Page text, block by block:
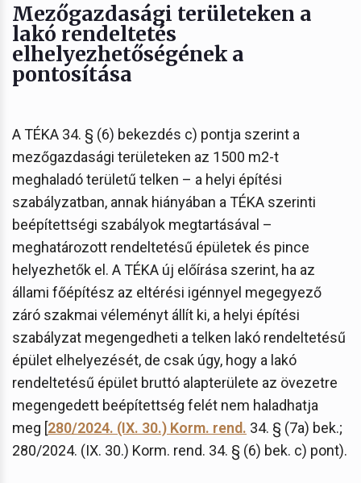
Mezőgazdasági területeken a
lakó rendeltetés
elhelyezhetőségének a
pontosítása
A TÉKA 34. § (6) bekezdés c) pontja szerint a
mezőgazdasági területeken az 1500 m2-t
meghaladó területű telken – a helyi építési
szabályzatban, annak hiányában a TÉKA szerinti
beépítettségi szabályok megtartásával –
meghatározott rendeltetésű épületek és pince
helyezhetők el. A TÉKA új előírása szerint, ha az
állami főépítész az eltérési igénnyel megegyező
záró szakmai véleményt állít ki, a helyi építési
szabályzat megengedheti a telken lakó rendeltetésű
épület elhelyezését, de csak úgy, hogy a lakó
rendeltetésű épület bruttó alapterülete az övezetre
megengedett beépítettség felét nem haladhatja
meg [280/2024. (IX. 30.) Korm. rend. 34. § (7a) bek.;
280/2024. (IX. 30.) Korm. rend. 34. § (6) bek. c) pont).